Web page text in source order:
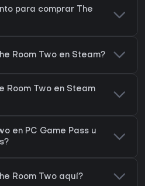
para comprar The
Room Two en Steam?
Room Two en Steam
en PC Game Pass u
Room Two aquí?